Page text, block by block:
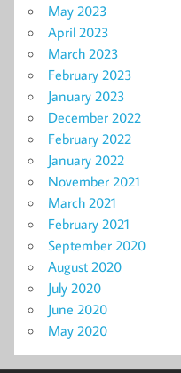
May 2023
April 2023
March 2023
February 2023
January 2023
December 2022
February 2022
January 2022
November 2021
March 2021
February 2021
September 2020
August 2020
July 2020
June 2020
May 2020